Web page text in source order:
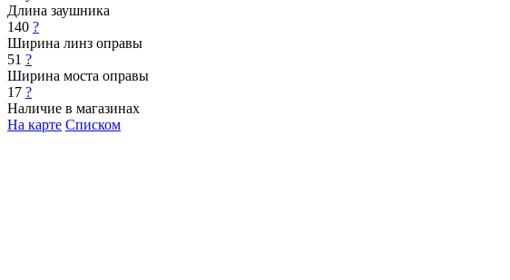
Длина заушника
140 ?
Ширина линз оправы
51 ?
Ширина моста оправы
17 ?
Наличие в магазинах
На карте Списком